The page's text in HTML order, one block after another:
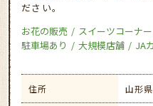
ださい。
お花の販売
スイーツコーナー
駐車場あり
大規模店舗 JA
住所 山形